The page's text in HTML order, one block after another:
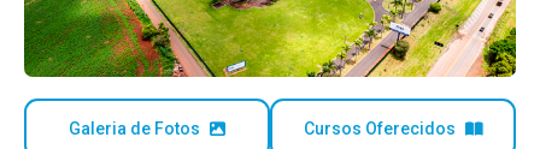
Galeria de Fotos Cursos Oferecidos